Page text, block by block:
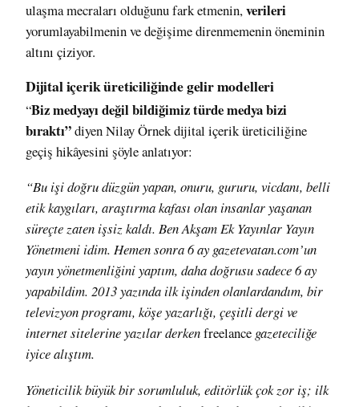
ulaşma mecraları olduğunu fark etmenin,verileri
yorumlayabilmenin ve değişime direnmemenin öneminin
altını çiziyor.
Dijital içerik üreticiliğinde gelir modelleri
“Biz medyayı değil bildiğimiz türde medya bizi
bıraktı”diyen Nilay Örnek dijital içerik üreticiliğine
geçiş hikâyesini şöyle anlatıyor:
“Bu işi doğru düzgün yapan, onuru, gururu, vicdanı, belli
etik kaygıları, araştırma kafası olan insanlar yaşanan
süreçte zaten işsiz kaldı. Ben Akşam Ek Yayınlar Yayın
Yönetmeni idim. Hemen sonra 6 ay gazetevatan.com’un
yayın yönetmenliğini yaptım, daha doğrusu sadece 6 ay
yapabildim. 2013 yazında ilk işinden olanlardandım, bir
televizyon programı, köşe yazarlığı, çeşitli dergi ve
internet sitelerine yazılar derkenfreelance gazeteciliğe
iyice alıştım.
Yöneticilik büyük bir sorumluluk, editörlük çok zor iş; ilk